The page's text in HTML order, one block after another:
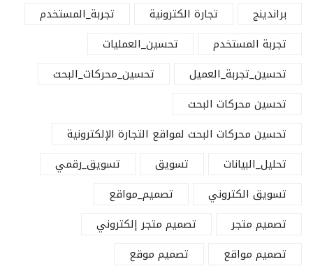
براندينج
تجارة الكترونية
تجربة_المستخدم
تجربة المستخدم
تحسين_العمليات
تحسين_تجربة_العميل
تحسين_محركات_البحث
تحسين محركات البحث
تحسين محركات البحث لمواقع التجارة الإلكترونية
تحليل_البيانات
تسويق
تسويق_رقمي
تسويق الكتروني
تصميم_مواقع
تصميم متجر
تصميم متجر إلكتروني
تصميم مواقع
تصميم موقع